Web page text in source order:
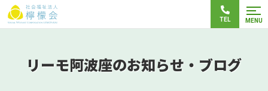
TEL MENU
リーモ阿波座のお知らせ・ブログ